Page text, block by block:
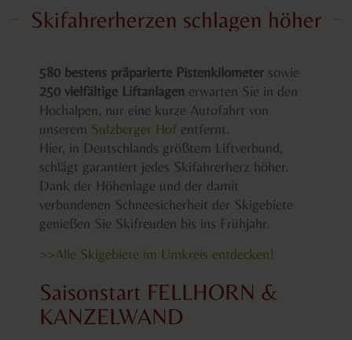
Skifahrerherzen schlagen höher
580 bestens präparierte Pistenkilometer sowie
250 vielfältige Liftanlagen erwarten Sie in den
Hochalpen, nur eine kurze Autofahrt von
unserem Sulzberger Hof entfernt.
Hier, in Deutschlands größtem Liftverbund,
schlägt garantiert jedes Skifahrerherz höher.
Dank der Höhenlage und der damit
verbundenen Schneesicherheit der Skigebiete
genießen Sie Skifreuden bis ins Frühjahr.
>>Alle Skigebiete im Umkreis entdecken!
Saisonstart FELLHORN &
KANZELWAND